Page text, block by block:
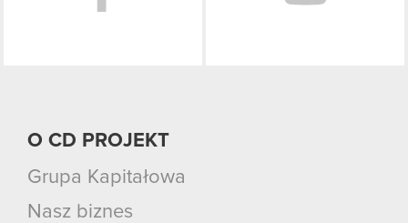
O CD PROJEKT
Grupa Kapitałowa
Nasz biznes